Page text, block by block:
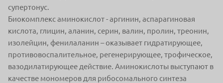
супертонус.
Биокомплекс аминокислот - аргинин, аспарагиновая
кислота, глицин, аланин, серин, валин, пролин, треонин,
изолейцин, фенилаланин – оказывает гидратирующее,
противовоспалительное, регенерирующее, трофическое,
вазодилатирующее действие. Аминокислоты выступают в
качестве мономеров для рибосомального синтеза